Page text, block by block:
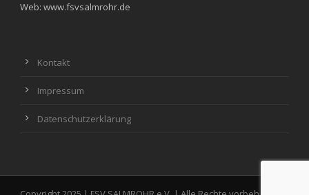
Web: www.fsvsalmrohr.de
Kontakt
Impressum
Datenschutzerklärung